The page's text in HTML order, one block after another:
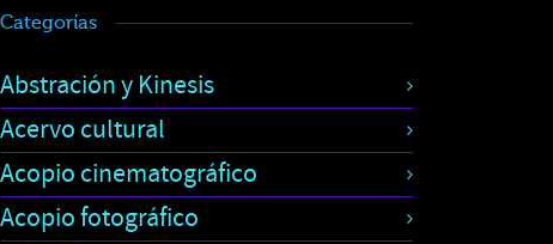
Categorías
Abstración y Kinesis
Acervo cultural
Acopio cinematográfico
Acopio fotográfico